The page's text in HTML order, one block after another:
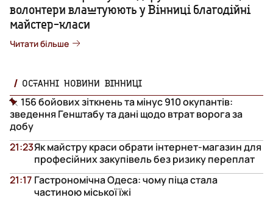
волонтери влаштуюють у Вінниці благодійні
майстер-класи
Читати більше
ОСТАННІ НОВИНИ ВІННИЦІ
156 бойових зіткнень та мінус 910 окупантів:
зведення Генштабу та дані щодо втрат ворога за
добу
Як майстру краси обрати інтернет-магазин для
професійних закупівель без ризику переплат
21:23
Гастрономічна Одеса: чому піца стала
частиною міської їжі
21:17